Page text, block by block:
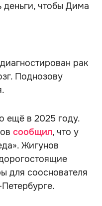
чтобы Дима
рак
Поднозову
ещё в 2025 году.
сообщил, что у
Жигунов
для сооснователя